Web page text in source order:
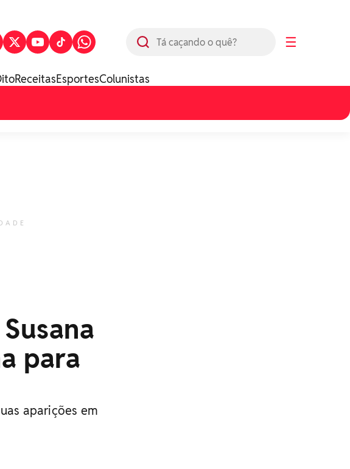
☰
ReceitasEsportesColunistas
para
aparições em